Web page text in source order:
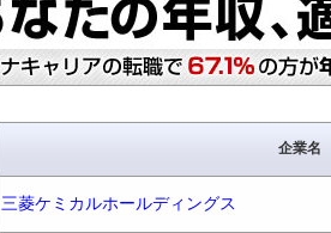
企業名
三菱ケミカルホールディングス